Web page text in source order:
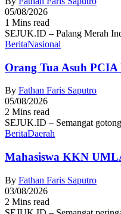
05/08/2026
1 Mins read
SEJUK.ID – Palang Merah
BeritaNasional
Orang Tua Asuh
By Fathan Faris Saputro
05/08/2026
2 Mins read
SEJUK.ID – Semangat
BeritaDaerah
Mahasiswa KKN
By Fathan Faris Saputro
03/08/2026
2 Mins read